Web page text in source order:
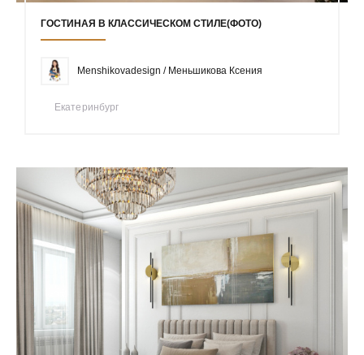
ГОСТИНАЯ В КЛАССИЧЕСКОМ СТИЛЕ(ФОТО)
Menshikovadesign / Меньшикова Ксения
Екатеринбург